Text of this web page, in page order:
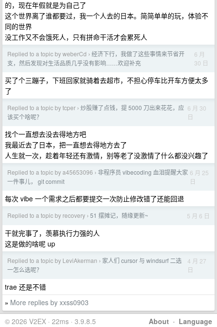
的，现在年假就是为自己了
这个世界离了谁都要过，我一个人去的日本。简简单单的玩，体验不
同的世界
没工作又不会饿死人，只有拼命干活才会累死人
Replied to a topic by weberCd › 经济下行，我做了这些事情来节省开
支，然后发现对生活品质几乎没有影响……欢迎补充
6 月
30 日
买了个三蹦子，下班回家就骑着去超市，不担心停车比开车方便太多
了
Replied to a topic by tcper › 炒股赚了点钱，提 5000 刀出来花花，应
该买个啥呢？
6 月 30
日
找个一直想去没去得地方吧
我最近去了日本，把一直想去得地方去了
人生就一次，趁着年轻还有激情，别等老了没激情了什么都没兴趣了
Replied to a topic by a45653096 › 非程序员 vibecoding 血泪提醒大家
一件事儿， git commit
6 月 25
日
每次 vibe 一个需求之后都要提交一次防止修改错了还能回退
Replied to a topic by recovery › 51 摆摊记，随缘更新~ 5 月 6 日
干就完事了，羡慕执行力强的人
这是做的啥呢 up
Replied to a topic by LeviAkerman › 家人们 cursor 与 windsurf 二选
一怎么选呢？
4 月 27
日
trae 还是不错
» More replies by xxss0903
About · Language
© 2026 V2EX · 22ms · 3.9.8.5